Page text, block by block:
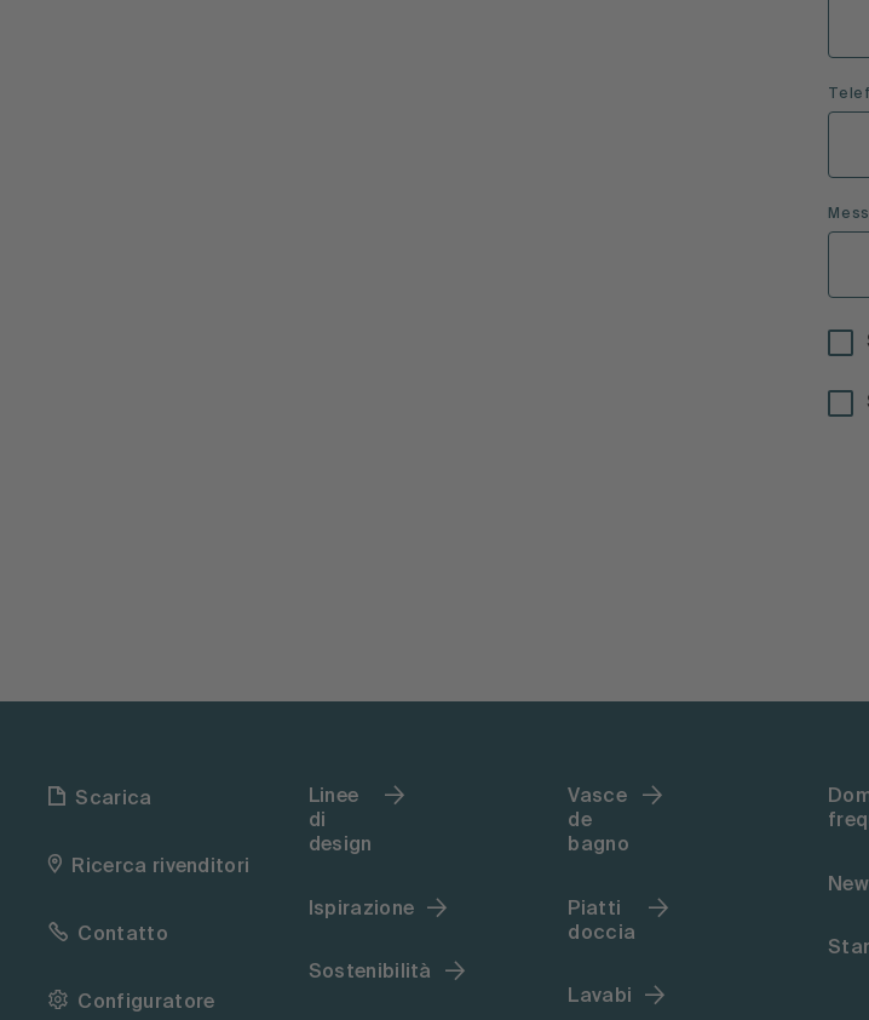
Scarica
Ricerca rivenditori
Contatto
Configuratore
Linee
di
design
Ispirazione
Sostenibilità
Vasce
de
bagno
Piatti
doccia
Lavabi